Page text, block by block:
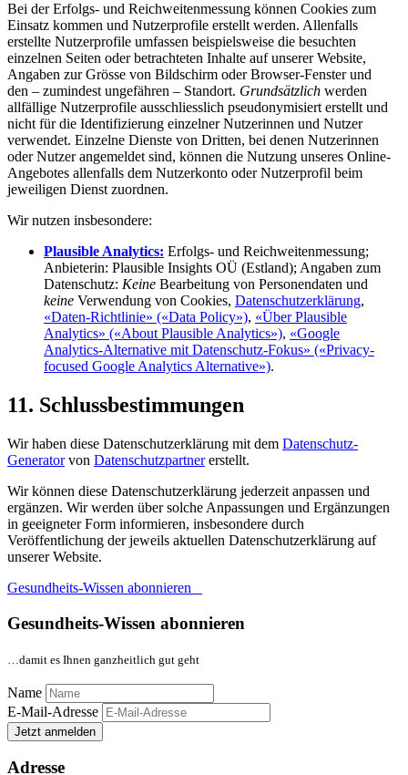
Bei der Erfolgs- und Reichweitenmessung können Cookies zum
Einsatz kommen und Nutzerprofile erstellt werden. Allenfalls
erstellte Nutzerprofile umfassen beispielsweise die besuchten
einzelnen Seiten oder betrachteten Inhalte auf unserer Website,
Angaben zur Grösse von Bildschirm oder Browser-Fenster und
den – zumindest ungefähren – Standort. Grundsätzlich werden
allfällige Nutzerprofile ausschliesslich pseudonymisiert erstellt und
nicht für die Identifizierung einzelner Nutzerinnen und Nutzer
verwendet. Einzelne Dienste von Dritten, bei denen Nutzerinnen
oder Nutzer angemeldet sind, können die Nutzung unseres Online-
Angebotes allenfalls dem Nutzerkonto oder Nutzerprofil beim
jeweiligen Dienst zuordnen.
Wir nutzen insbesondere:
Plausible Analytics: Erfolgs- und Reichweitenmessung;
Anbieterin: Plausible Insights OÜ (Estland); Angaben zum
Datenschutz: Keine Bearbeitung von Personendaten und
keine Verwendung von Cookies, Datenschutzerklärung,
«Daten-Richtlinie» («Data Policy»), «Über Plausible
Analytics» («About Plausible Analytics»), «Google
Analytics-Alternative mit Datenschutz-Fokus» («Privacy-
focused Google Analytics Alternative»).
11. Schlussbestimmungen
Wir haben diese Datenschutzerklärung mit dem Datenschutz-
Generatorvon Datenschutzpartnererstellt.
Wir können diese Datenschutzerklärung jederzeit anpassen und
ergänzen. Wir werden über solche Anpassungen und Ergänzungen
in geeigneter Form informieren, insbesondere durch
Veröffentlichung der jeweils aktuellen Datenschutzerklärung auf
unserer Website.
Gesundheits-Wissen abonnieren
Gesundheits-Wissen abonnieren
…damit es Ihnen ganzheitlich gut geht
Name
E-Mail-Adresse
Jetzt anmelden
Adresse